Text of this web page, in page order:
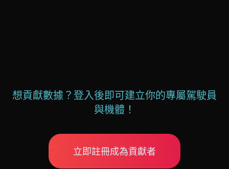
想貢獻數據？登入後即可建立你的專屬駕駛員
與機體！
立即註冊成為貢獻者